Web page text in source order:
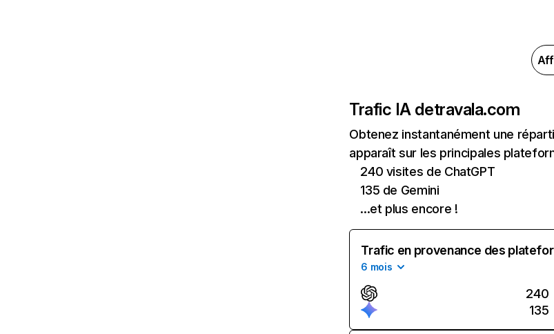
Trafic IA detravala.com
Obtenez instantanément une
apparaît sur les principales
240 visites de ChatGPT
135 de Gemini
...et plus encore !
Trafic en provenance des
6 mois
240
135